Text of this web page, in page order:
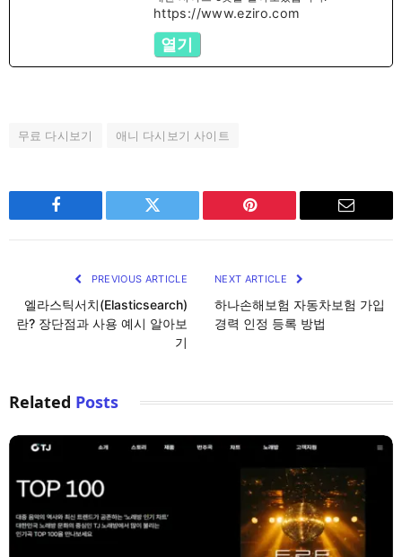
https://www.eziro.com
열기
무료 다시보기 애니 다시보기 사이트
Facebook Twitter Pinterest Email
PREVIOUS ARTICLE
엘라스틱서치(Elasticsearch)
란? 장단점과 사용 예시 알아보
기
NEXT ARTICLE
하나손해보험 자동차보험 가입
경력 인정 등록 방법
Related Posts